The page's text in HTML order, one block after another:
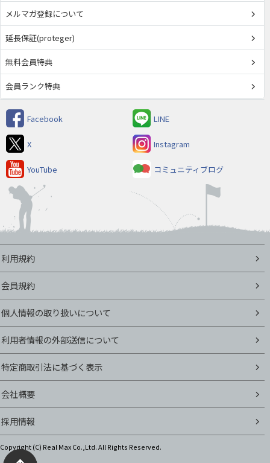
メルマガ登録について
延長保証(proteger)
無料会員特典
会員ランク特典
Facebook LINE
X Instagram
YouTube コミュニティブログ
利用規約
会員規約
個人情報の取り扱いについて
利用者情報の外部送信について
特定商取引法に基づく表示
会社概要
採用情報
Copyright (C) Real Max Co.,Ltd. All Rights Reserved.